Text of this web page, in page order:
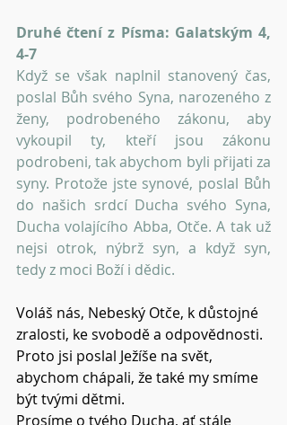
Druhé čtení z Písma: Galatským 4,
4-7
Když se však naplnil stanovený čas,
poslal Bůh svého Syna, narozeného z
ženy, podrobeného zákonu, aby
vykoupil ty, kteří jsou zákonu
podrobeni, tak abychom byli přijati za
syny. Protože jste synové, poslal Bůh
do našich srdcí Ducha svého Syna,
Ducha volajícího Abba, Otče. A tak už
nejsi otrok, nýbrž syn, a když syn,
tedy z moci Boží i dědic.
Voláš nás, Nebeský Otče, k důstojné
zralosti, ke svobodě a odpovědnosti.
Proto jsi poslal Ježíše na svět,
abychom chápali, že také my smíme
být tvými dětmi.
Prosíme o tvého Ducha, ať stále